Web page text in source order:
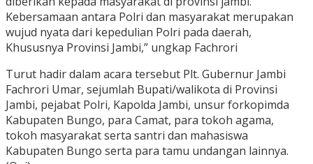
Kebersamaan antara Polri dan masyarakat merupakan
wujud nyata dari kepedulian Polri pada daerah,
Khususnya Provinsi Jambi,” ungkap Fachrori
Turut hadir dalam acara tersebut Plt. Gubernur Jambi
Fachrori Umar, sejumlah Bupati/walikota di Provinsi
Jambi, pejabat Polri, Kapolda Jambi, unsur forkopimda
Kabupaten Bungo, para Camat, para tokoh agama,
tokoh masyarakat serta santri dan mahasiswa
Kabupaten Bungo serta para tamu undangan lainnya.